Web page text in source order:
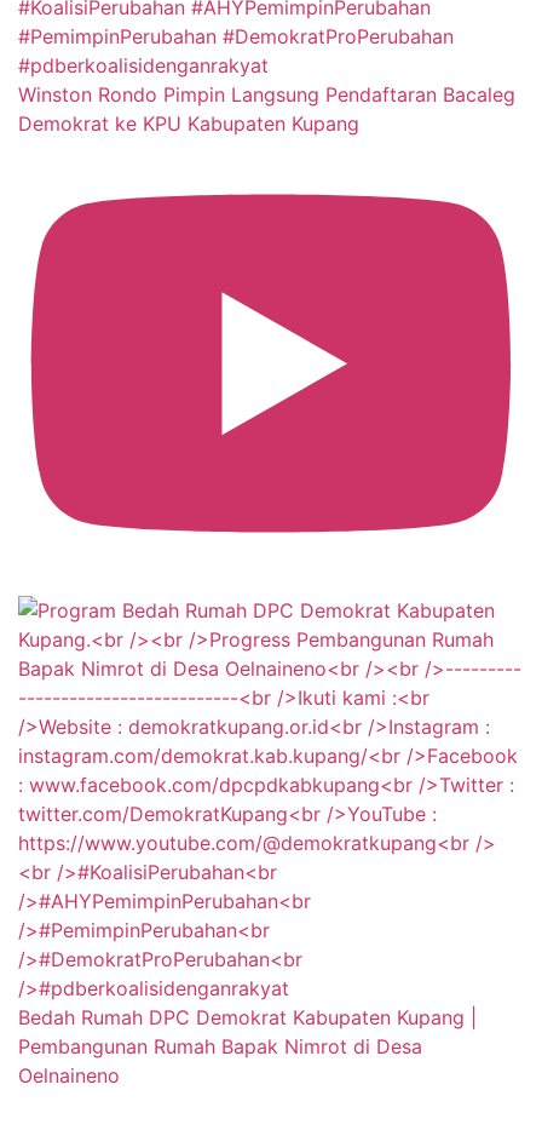
Winston Rondo Pimpin Langsung Pendaftaran Bacaleg
Demokrat ke KPU Kabupaten Kupang
Bedah Rumah DPC Demokrat Kabupaten Kupang |
Pembangunan Rumah Bapak Nimrot di Desa
Oelnaineno